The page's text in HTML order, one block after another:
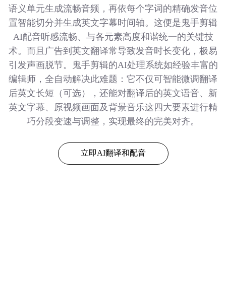
语义单元生成流畅音频，再依每个字词的精确发音位
置智能切分并生成英文字幕时间轴。这便是鬼手剪辑
AI配音听感流畅、与各元素高度和谐统一的关键技
术。而且广告到英文翻译常导致发音时长变化，极易
引发声画脱节。鬼手剪辑的AI处理系统如经验丰富的
编辑师，全自动解决此难题：它不仅可智能微调翻译
后英文长短（可选），还能对翻译后的英文语音、新
英文字幕、原视频画面及背景音乐这四大要素进行精
巧分段变速与调整，实现最终的完美对齐。
立即AI翻译和配音